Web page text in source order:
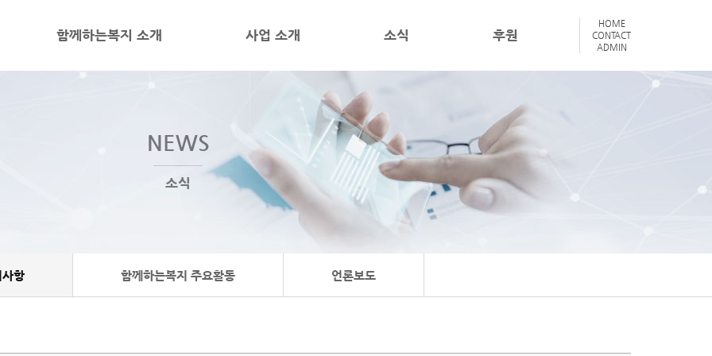
함께하는복지 소개 사업 소개 소식 후원
HOME
CONTACT
ADMIN
NEWS
소식
항 함께하는복지 주요활동 언론보도